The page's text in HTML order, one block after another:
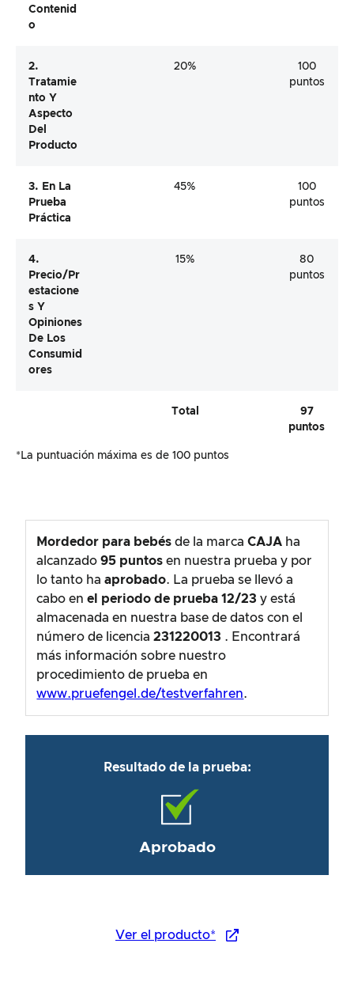
Contenid
O
2.
Tratamie
Nto Y
Aspecto
Del
Producto
20%
100
puntos
3. En La
Prueba
Práctica
45%
100
puntos
4.
Precio/pr
Estacione
S Y
Opiniones
De Los
Consumid
Ores
15%
80
puntos
Total
97
puntos
*La puntuación máxima es de 100 puntos
Mordedor para bebés de la marcaCAJA ha
alcanzado 95 puntos en nuestra prueba y por
lo tanto haaprobado. La prueba se llevó a
cabo enel periodo de prueba 12/23 y está
almacenada en nuestra base de datos con el
número de licencia231220013 . Encontrará
más información sobre nuestro
procedimiento de prueba en
www.pruefengel.de/testverfahren.
Resultado de la prueba:
Aprobado
Ver el producto*